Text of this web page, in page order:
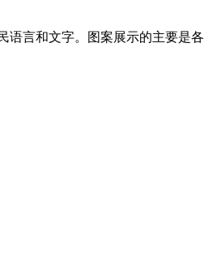
言和文字。图案展示的主要是各